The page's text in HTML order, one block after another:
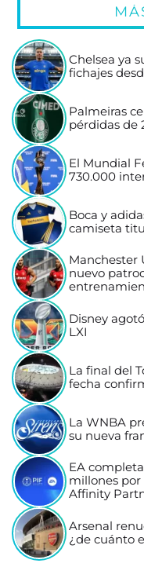
Chelsea ya
fichajes
Palmeiras
pérdidas de
El Mundial
730.000
Boca y
camiseta
Manchester
nuevo
Disney
LXI
La final del
fecha
La WNBA
su nueva
EA
millones por
Affinity
Arsenal
¿de cuánto